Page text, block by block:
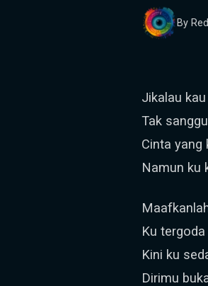
By
Jikalau
Tak
Cinta yang
Namun ku
Ku
Kini ku
Dirimu